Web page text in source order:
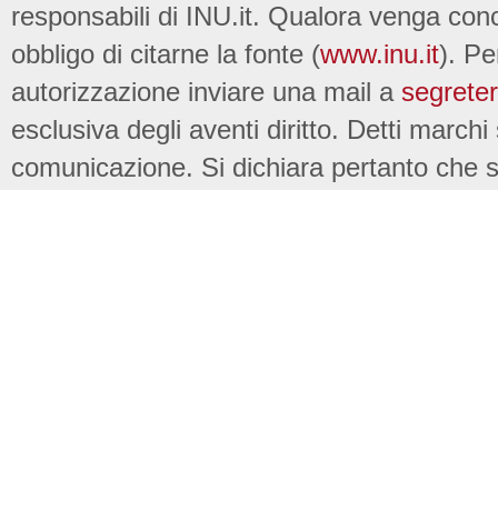
responsabili di INU.it. Qualora venga
obbligo di citarne la fonte (www.inu.it).
autorizzazione inviare una mail a
esclusiva degli aventi diritto. Detti
comunicazione. Si dichiara pertanto che